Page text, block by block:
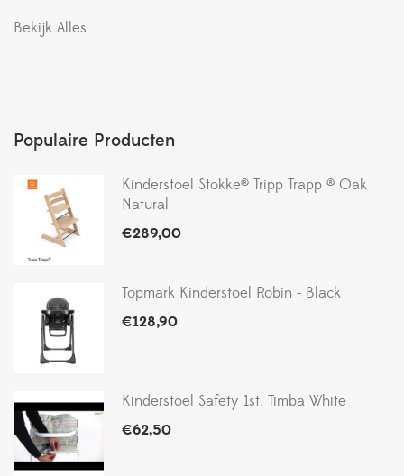
Bekijk Alles
Populaire Producten
Kinderstoel Stokke® Tripp Trapp ® Oak
Natural
€289,00
Topmark Kinderstoel Robin - Black
€128,90
Kinderstoel Safety 1st. Timba White
€62,50